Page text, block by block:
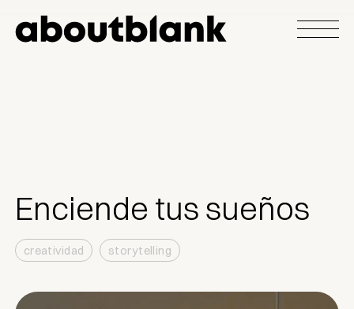
Enciende tus sueños
creatividad storytelling